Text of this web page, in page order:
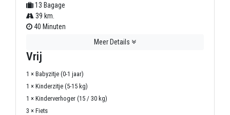
13 Bagage
39 km.
40 Minuten
Meer Details
Vrij
1 × Babyzitje (0-1 jaar)
1 × Kinderzitje (5-15 kg)
1 × Kinderverhoger (15 / 30 kg)
3 × Fiets